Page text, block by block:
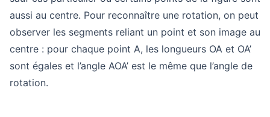
aussi au centre. Pour reconnaître une rotation, on peut
observer les segments reliant un point et son image au
centre : pour chaque point A, les longueurs OA et OA’
sont égales et l’angle AOA’ est le même que l’angle de
rotation.